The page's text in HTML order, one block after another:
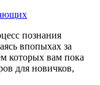
познания
впопыхах за
которых вам пока
для новичков,